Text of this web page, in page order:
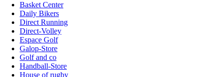
Basket Center
Daily Bikers
Direct Running
Direct-Volley
Espace Golf
Galop-Store
Golf and co
Handball-Store
House of rugby